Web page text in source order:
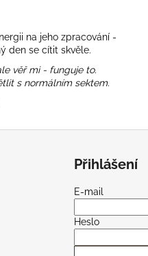
na jeho zpracování -
den se cítit skvěle.
věř mi - funguje to.
s normálním sektem.
Přihlášení
E-mail
Heslo